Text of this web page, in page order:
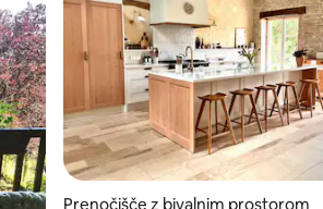
Prenočišče z bivalnim prostorom